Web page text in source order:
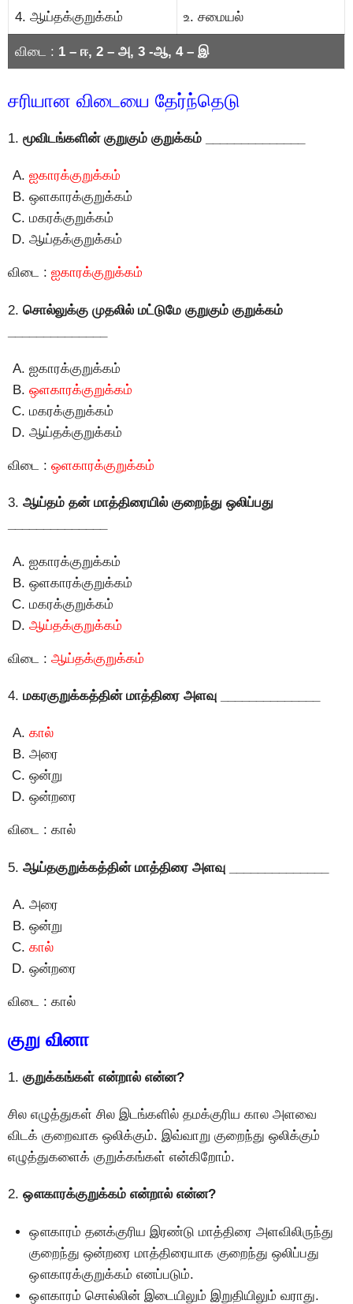
4. ஆய்தக்குறுக்கம் உ. சமையல்
விடை : 1 – ஈ, 2 – அ, 3 -ஆ, 4 – இ
சரியான விடையை தேர்ந்தெடு
1. மூவிடங்களின் குறுகும் குறுக்கம் ______________
ஐகாரக்குறுக்கம்
ஒளகாரக்குறுக்கம்
மகரக்குறுக்கம்
ஆய்தக்குறுக்கம்
விடை : ஐகாரக்குறுக்கம்
2. சொல்லுக்கு முதலில் மட்டுமே குறுகும் குறுக்கம்
ஐகாரக்குறுக்கம்
ஒளகாரக்குறுக்கம்
மகரக்குறுக்கம்
ஆய்தக்குறுக்கம்
விடை : ஒளகாரக்குறுக்கம்
3. ஆய்தம் தன் மாத்திரையில் குறைந்து ஒலிப்பது
ஐகாரக்குறுக்கம்
ஒளகாரக்குறுக்கம்
மகரக்குறுக்கம்
ஆய்தக்குறுக்கம்
விடை : ஆய்தக்குறுக்கம்
4. மகரகுறுக்கத்தின் மாத்திரை அளவு ______________
கால்
அரை
ஒன்று
ஒன்றரை
விடை : கால்
5. ஆய்தகுறுக்கத்தின் மாத்திரை அளவு ______________
அரை
ஒன்று
கால்
ஒன்றரை
விடை : கால்
குறு வினா
1. குறுக்கங்கள் என்றால் என்ன?
சில எழுத்துகள் சில இடங்களில் தமக்குரிய கால அளவை
விடக் குறைவாக ஒலிக்கும். இவ்வாறு குறைந்து ஒலிக்கும்
எழுத்துகளைக் குறுக்கங்கள் என்கிறோம்.
2. ஔகாரக்குறுக்கம் என்றால் என்ன?
ஔகாரம் தனக்குரிய இரண்டு மாத்திரை அளவிலிருந்து
குறைந்து ஒன்றரை மாத்திரையாக குறைந்து ஒலிப்பது
ஔகாரக்குறுக்கம் எனப்படும்.
ஔகாரம் சொல்லின் இடையிலும் இறுதியிலும் வராது.